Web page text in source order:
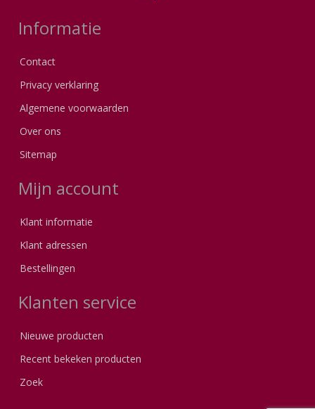
Informatie
Contact
Privacy verklaring
Algemene voorwaarden
Over ons
Sitemap
Mijn account
Klant informatie
Klant adressen
Bestellingen
Klanten service
Nieuwe producten
Recent bekeken producten
Zoek